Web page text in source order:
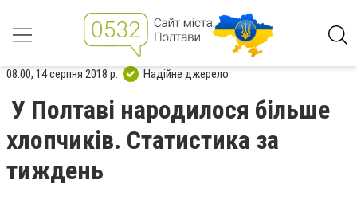
08:00, 14 серпня 2018 р. Надійне джерело
У Полтаві народилося більше
хлопчиків. Статистика за
тиждень